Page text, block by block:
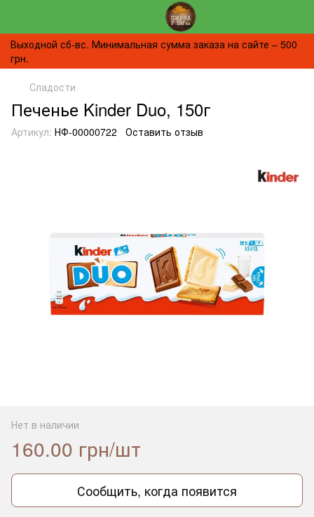
Выходной сб-вс. Минимальная сумма заказа на сайте – 500
грн.
Сладости
Печенье Kinder Duo, 150г
Артикул: НФ-00000722 Оставить отзыв
Нет в наличии
160.00 грн/шт
Сообщить, когда появится